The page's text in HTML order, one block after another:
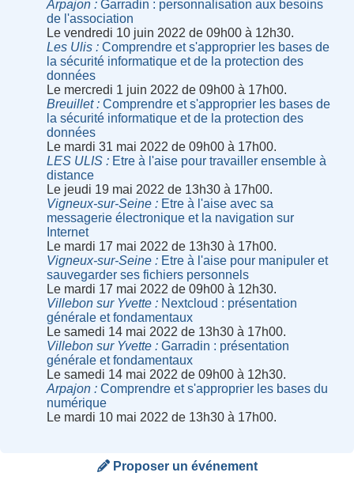
Arpajon
Garradin : personnalisation aux besoins
de l'association
Le vendredi 10 juin 2022 de 09h00 à 12h30.
Les Ulis
Comprendre et s'approprier les bases de
la sécurité informatique et de la protection des
données
Le mercredi 1 juin 2022 de 09h00 à 17h00.
Breuillet
Comprendre et s'approprier les bases de
la sécurité informatique et de la protection des
données
Le mardi 31 mai 2022 de 09h00 à 17h00.
LES ULIS
Etre à l'aise pour travailler ensemble à
distance
Le jeudi 19 mai 2022 de 13h30 à 17h00.
Vigneux-sur-Seine
Etre à l'aise avec sa
messagerie électronique et la navigation sur
Internet
Le mardi 17 mai 2022 de 13h30 à 17h00.
Vigneux-sur-Seine
Etre à l'aise pour manipuler et
sauvegarder ses fichiers personnels
Le mardi 17 mai 2022 de 09h00 à 12h30.
Villebon sur Yvette
Nextcloud : présentation
générale et fondamentaux
Le samedi 14 mai 2022 de 13h30 à 17h00.
Villebon sur Yvette
Garradin : présentation
générale et fondamentaux
Le samedi 14 mai 2022 de 09h00 à 12h30.
Arpajon
Comprendre et s'approprier les bases du
numérique
Le mardi 10 mai 2022 de 13h30 à 17h00.
Proposer un événement